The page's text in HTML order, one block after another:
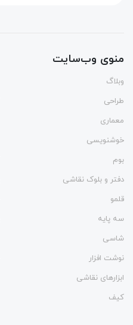
منوی وب‌سایت
وبلاگ
طراحی
معماری
خوشنویسی
بوم
دفتر و بلوک نقاشی
قلمو
سه پایه
شاسی
نوشت افزار
ابزارهای نقاشی
کیف